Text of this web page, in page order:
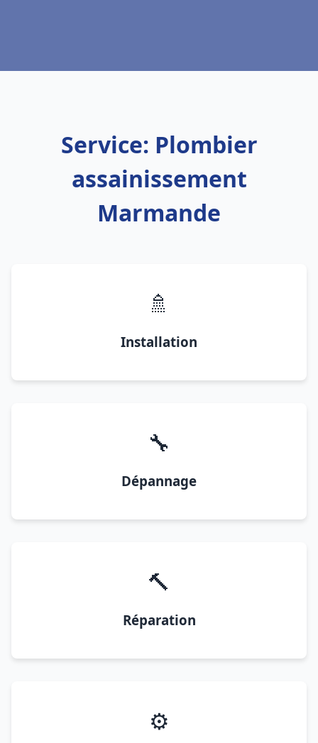
Service: Plombier
assainissement
Marmande
🚿
Installation
🔧
Dépannage
🔨
Réparation
⚙️